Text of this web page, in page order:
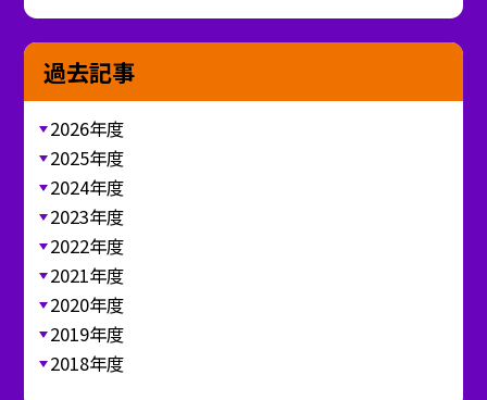
過去記事
2026年度
2025年度
2024年度
2023年度
2022年度
2021年度
2020年度
2019年度
2018年度